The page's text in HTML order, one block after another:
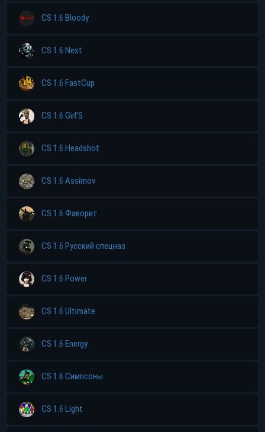
CS 1.6 Bloody
CS 1.6 Next
CS 1.6 FastCup
CS 1.6 Girl'S
CS 1.6 Headshot
CS 1.6 Assimov
CS 1.6 Фаворит
CS 1.6 Русский спецназ
CS 1.6 Power
CS 1.6 Ultimate
CS 1.6 Energy
CS 1.6 Симпсоны
CS 1.6 Light